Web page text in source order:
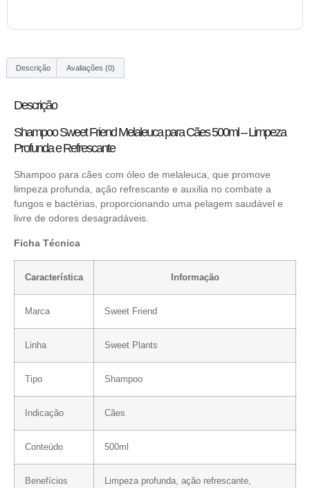
Descrição Avaliações (0)
Descrição
Shampoo Sweet Friend Melaleuca para Cães 500ml – Limpeza
Profunda e Refrescante
Shampoo para cães com óleo de melaleuca, que promove
limpeza profunda, ação refrescante e auxilia no combate a
fungos e bactérias, proporcionando uma pelagem saudável e
livre de odores desagradáveis.
Ficha Técnica
Característica Informação
Marca Sweet Friend
Linha Sweet Plants
Tipo Shampoo
Indicação Cães
Conteúdo 500ml
Benefícios Limpeza profunda, ação refrescante,